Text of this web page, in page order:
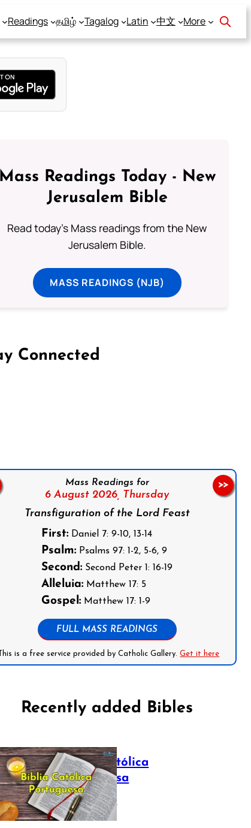
Readings தமிழ் Tagalog Latin 中文 More
Mass Readings Today - New
Jerusalem Bible
Read today's Mass readings from the New
Jerusalem Bible.
MASS READINGS (NJB)
Connected
Mass Readings for
6 August 2026, Thursday
Transfiguration of the Lord Feast
First: Daniel 7: 9-10, 13-14
Psalm: Psalms 97: 1-2, 5-6, 9
Second: Second Peter 1: 16-19
Alleluia: Matthew 17: 5
Gospel: Matthew 17: 1-9
FULL MASS READINGS
is a free service provided by Catholic Gallery.Get it here
>>
Recently added Bibles
Bíblia Católica
Portuguesa
July 16, 2025